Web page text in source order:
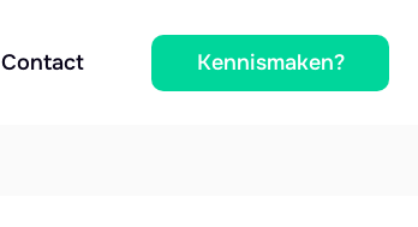
Contact Kennismaken?